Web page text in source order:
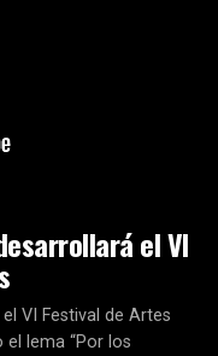
el VI
VI Festival de Artes
el lema “Por los